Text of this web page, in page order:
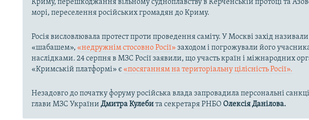
Криму, перешкоджання вільному судноплавству в Керченській протоці та
морі, переселення російських громадян до Криму.
Росія висловлювала протест проти проведення саміту. У Москві захід називали
«шабашем», «недружнім стосовно Росії» заходом і погрожували його
наслідками. 24 серпня в МЗС Росії заявили, що участь країн і міжнародних
«Кримській платформі» є «посяганням на територіальну цілісність Росії».
Незадовго до початку форуму російська влада запровадила персональні
глави МЗС УкраїниДмитра Кулебита секретаря РНБООлексія Данілова.